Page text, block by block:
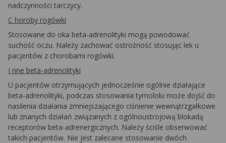
nadczynności tarczycy.
C horoby rogówki
Stosowane do oka beta-adrenolityki mogą powodować
suchość oczu. Należy zachować ostrożność stosując lek u
pacjentów z chorobami rogówki.
I nne beta-adrenolityki
U pacjentów otrzymujących jednocześnie ogólnie działające
beta-adrenolityki, podczas stosowania tymololu może dojść do
nasilenia działania zmniejszającego ciśnienie wewnątrzgałkowe
lub znanych działań związanych z ogólnoustrojową blokadą
receptorów beta-adrenergicznych. Należy ściśle obserwować
takich pacjentów. Nie jest zalecane stosowanie dwóch